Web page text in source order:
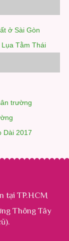
ở Sài Gòn
Tằm Thái
trường
Dài 2017
tại TP.HCM
Thông Tây